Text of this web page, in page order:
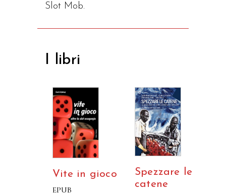
Slot Mob.
I libri
Vite in gioco
EPUB
Spezzare le
catene